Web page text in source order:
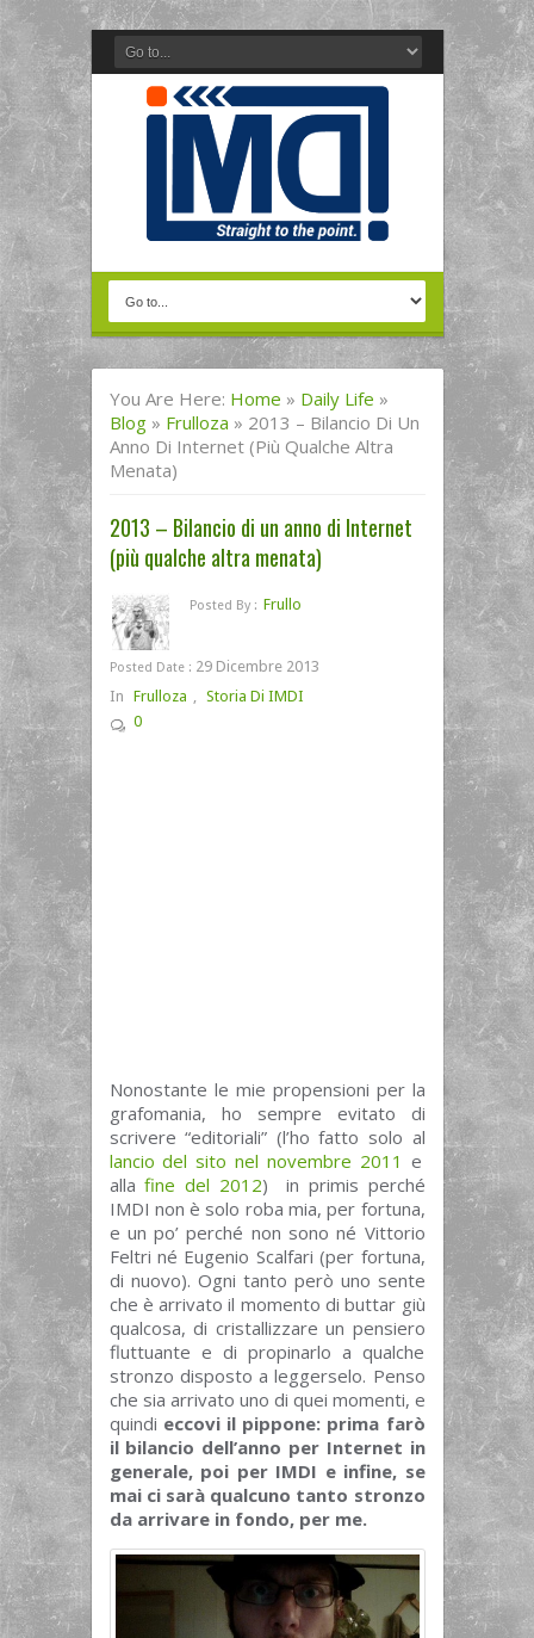
You Are Here: Home » Daily Life »
Blog » Frulloza » 2013 – Bilancio Di Un
Anno Di Internet (più Qualche Altra
Menata)
2013 – Bilancio di un anno di Internet
(più qualche altra menata)
Posted By : Frullo
Posted Date : 29 Dicembre 2013
In Frulloza , Storia Di IMDI
0
Nonostante le mie propensioni per la
grafomania, ho sempre evitato di
scrivere “editoriali” (l’ho fatto solo al
lancio del sito nel novembre 2011 e
alla fine del 2012) in primis perché
IMDI non è solo roba mia, per fortuna,
e un po’ perché non sono né Vittorio
Feltri né Eugenio Scalfari (per fortuna,
di nuovo). Ogni tanto però uno sente
che è arrivato il momento di buttar giù
qualcosa, di cristallizzare un pensiero
fluttuante e di propinarlo a qualche
stronzo disposto a leggerselo. Penso
che sia arrivato uno di quei momenti, e
quindi eccovi il pippone: prima farò
il bilancio dell’anno per Internet in
generale, poi per IMDI e infine, se
mai ci sarà qualcuno tanto stronzo
da arrivare in fondo, per me.